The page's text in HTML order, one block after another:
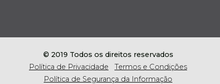
© 2019 Todos os direitos reservados
Política de Privacidade
Termos e Condições
Política de Segurança da Informação